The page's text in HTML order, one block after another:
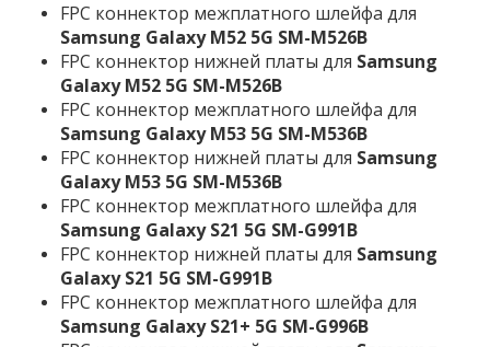
FPC коннектор межплатного шлейфа для
Samsung Galaxy M52 5G SM-M526B
FPC коннектор нижней платы для Samsung
Galaxy M52 5G SM-M526B
FPC коннектор межплатного шлейфа для
Samsung Galaxy M53 5G SM-M536B
FPC коннектор нижней платы для Samsung
Galaxy M53 5G SM-M536B
FPC коннектор межплатного шлейфа для
Samsung Galaxy S21 5G SM-G991B
FPC коннектор нижней платы для Samsung
Galaxy S21 5G SM-G991B
FPC коннектор межплатного шлейфа для
Samsung Galaxy S21+ 5G SM-G996B